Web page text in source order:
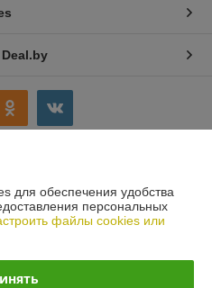
обл., Минский р-н, д. Большое
для обеспечения удобства
персональных
файлы cookies или